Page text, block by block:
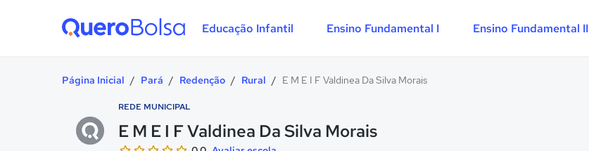
Educação Infantil Ensino Fundamental I Ensino Fundamental II
Página Inicial / Pará / Redenção / Rural / E M E I F Valdinea Da Silva Morais
REDE MUNICIPAL
E M E I F Valdinea Da Silva Morais